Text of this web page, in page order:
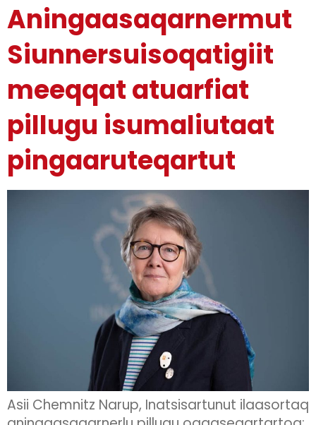
Aningaasaqarnermut
Siunnersuisoqatigiit
meeqqat atuarfiat
pillugu isumaliutaat
pingaaruteqartut
Asii Chemnitz Narup, Inatsisartunut ilaasortaq